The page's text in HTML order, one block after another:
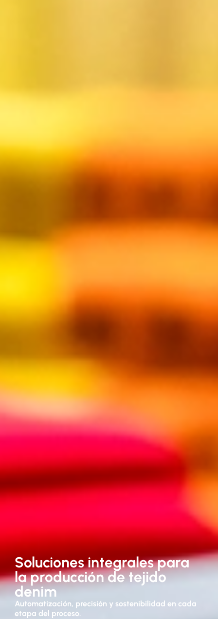
Soluciones integrales para
la producción de tejido
denim
Automatización, precisión y sostenibilidad en cada
etapa del proceso.